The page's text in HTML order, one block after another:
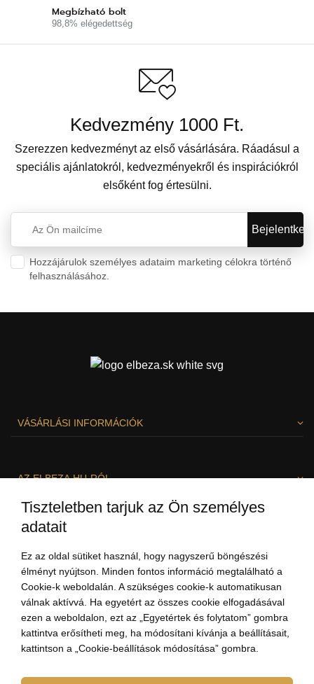
Megbízható bolt
98,8% elégedettség
Kedvezmény 1000 Ft.
Szerezzen kedvezményt az első vásárlására. Ráadásul a
speciális ajánlatokról, kedvezményekről és inspirációkról
elsőként fog értesülni.
Hozzájárulok személyes adataim marketing célokra történő
felhasználásához.
VÁSÁRLÁSI INFORMÁCIÓK
AZ ELBEZA.HU-RÓL
(8:00-19:00)
Tiszteletben tarjuk az Ön személyes
adatait
Ez az oldal sütiket használ, hogy nagyszerű böngészési
élményt nyújtson. Minden fontos információ megtalálható a
Cookie-k weboldalán. A szükséges cookie-k automatikusan
válnak aktívvá. Ha egyetért az összes cookie elfogadásával
ezen a weboldalon, ezt az „Egyetértek és folytatom” gombra
kattintva erősítheti meg, ha módosítani kívánja a beállításait,
kattintson a „Cookie-beállítások módosítása” gombra.